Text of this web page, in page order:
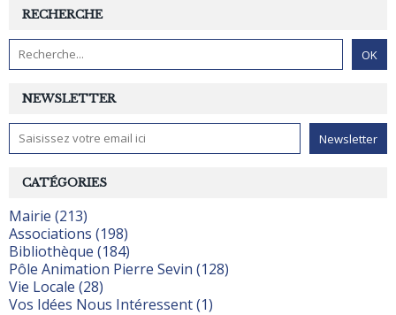
NEWSLETTER
RECHERCHE
CATÉGORIES
Mairie (213)
Associations (198)
Bibliothèque (184)
Pôle Animation Pierre Sevin (128)
Vie Locale (28)
Vos Idées Nous Intéressent (1)